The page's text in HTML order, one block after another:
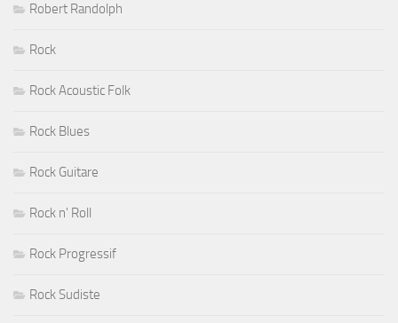
Robert Randolph
Rock
Rock Acoustic Folk
Rock Blues
Rock Guitare
Rock n' Roll
Rock Progressif
Rock Sudiste